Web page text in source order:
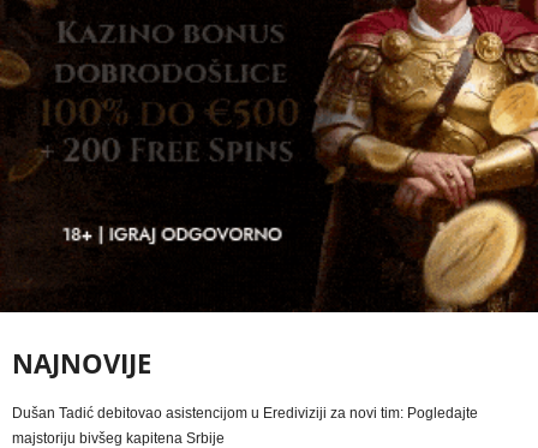
NAJNOVIJE
Dušan Tadić debitovao asistencijom u Erediviziji za novi tim: Pogledajte
majstoriju bivšeg kapitena Srbije